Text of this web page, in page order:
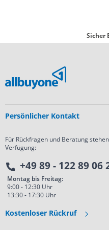
Sicher
Persönlicher Kontakt
Für Rückfragen und Beratung
Verfügung:
+49 89 - 122 89 06
Montag bis Freitag:
9:00 - 12:30 Uhr
13:30 - 17:30 Uhr
Kostenloser Rückruf